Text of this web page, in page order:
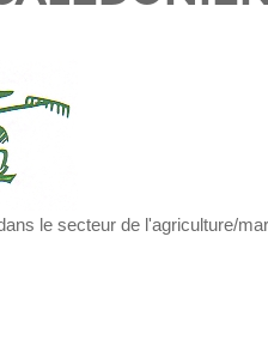
le secteur de l'agriculture/